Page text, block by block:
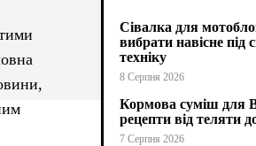
Сівалка для
вибрати навісне під
техніку
8 Серпня 2026
Кормова суміш для
рецепти від теляти
7 Серпня 2026